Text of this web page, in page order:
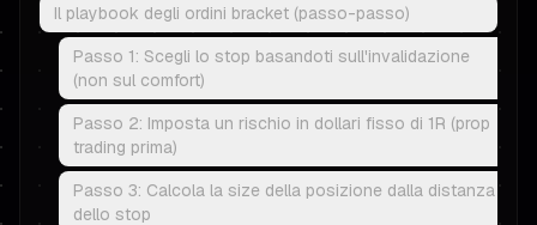
Il playbook degli ordini bracket (passo-passo)
Passo 1: Scegli lo stop basandoti sull'invalidazione
(non sul comfort)
Passo 2: Imposta un rischio in dollari fisso di 1R (prop
trading prima)
Passo 3: Calcola la size della posizione dalla distanza
dello stop